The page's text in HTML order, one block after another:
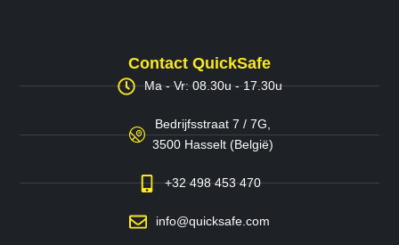
Contact QuickSafe
Ma - Vr: 08.30u - 17.30u
Bedrijfsstraat 7 / 7G,
3500 Hasselt (België)
+32 498 453 470
info@quicksafe.com